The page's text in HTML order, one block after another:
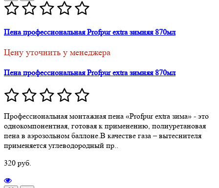
Пена профессиональная Profpur extra зимняя 870мл
Цену уточнить у менеджера
Пена профессиональная Profpur extra зимняя 870мл
Профессиональная монтажная пена «Profpur extra зима» - это
однокомпонентная, готовая к применению, полиуретановая
пена в аэрозольном баллоне.В качестве газа – вытеснителя
применяется углеводородный пр..
320 руб.